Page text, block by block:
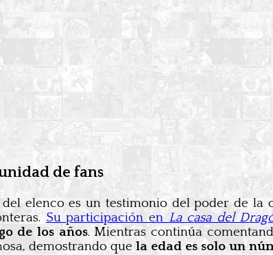
de fans
elenco es un testimonio del poder de
Su participación en La casa del
de los años. Mientras continúa
demostrando que la edad es solo un